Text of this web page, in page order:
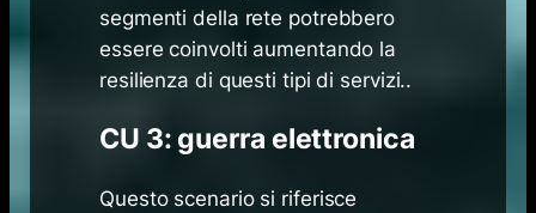
segmenti della rete potrebbero
essere coinvolti aumentando la
resilienza di questi tipi di servizi..
CU 3: guerra elettronica
Questo scenario si riferisce